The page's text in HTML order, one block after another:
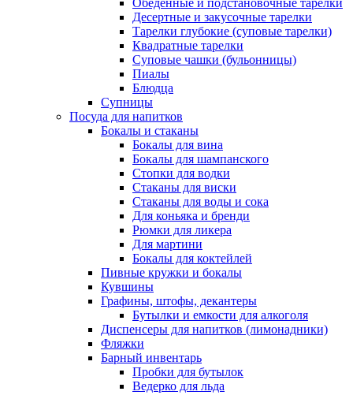
Обеденные и подстановочные тарелки
Десертные и закусочные тарелки
Тарелки глубокие (суповые тарелки)
Квадратные тарелки
Суповые чашки (бульонницы)
Пиалы
Блюдца
Супницы
Посуда для напитков
Бокалы и стаканы
Бокалы для вина
Бокалы для шампанского
Стопки для водки
Стаканы для виски
Стаканы для воды и сока
Для коньяка и бренди
Рюмки для ликера
Для мартини
Бокалы для коктейлей
Пивные кружки и бокалы
Кувшины
Графины, штофы, декантеры
Бутылки и емкости для алкоголя
Диспенсеры для напитков (лимонадники)
Фляжки
Барный инвентарь
Пробки для бутылок
Ведерко для льда